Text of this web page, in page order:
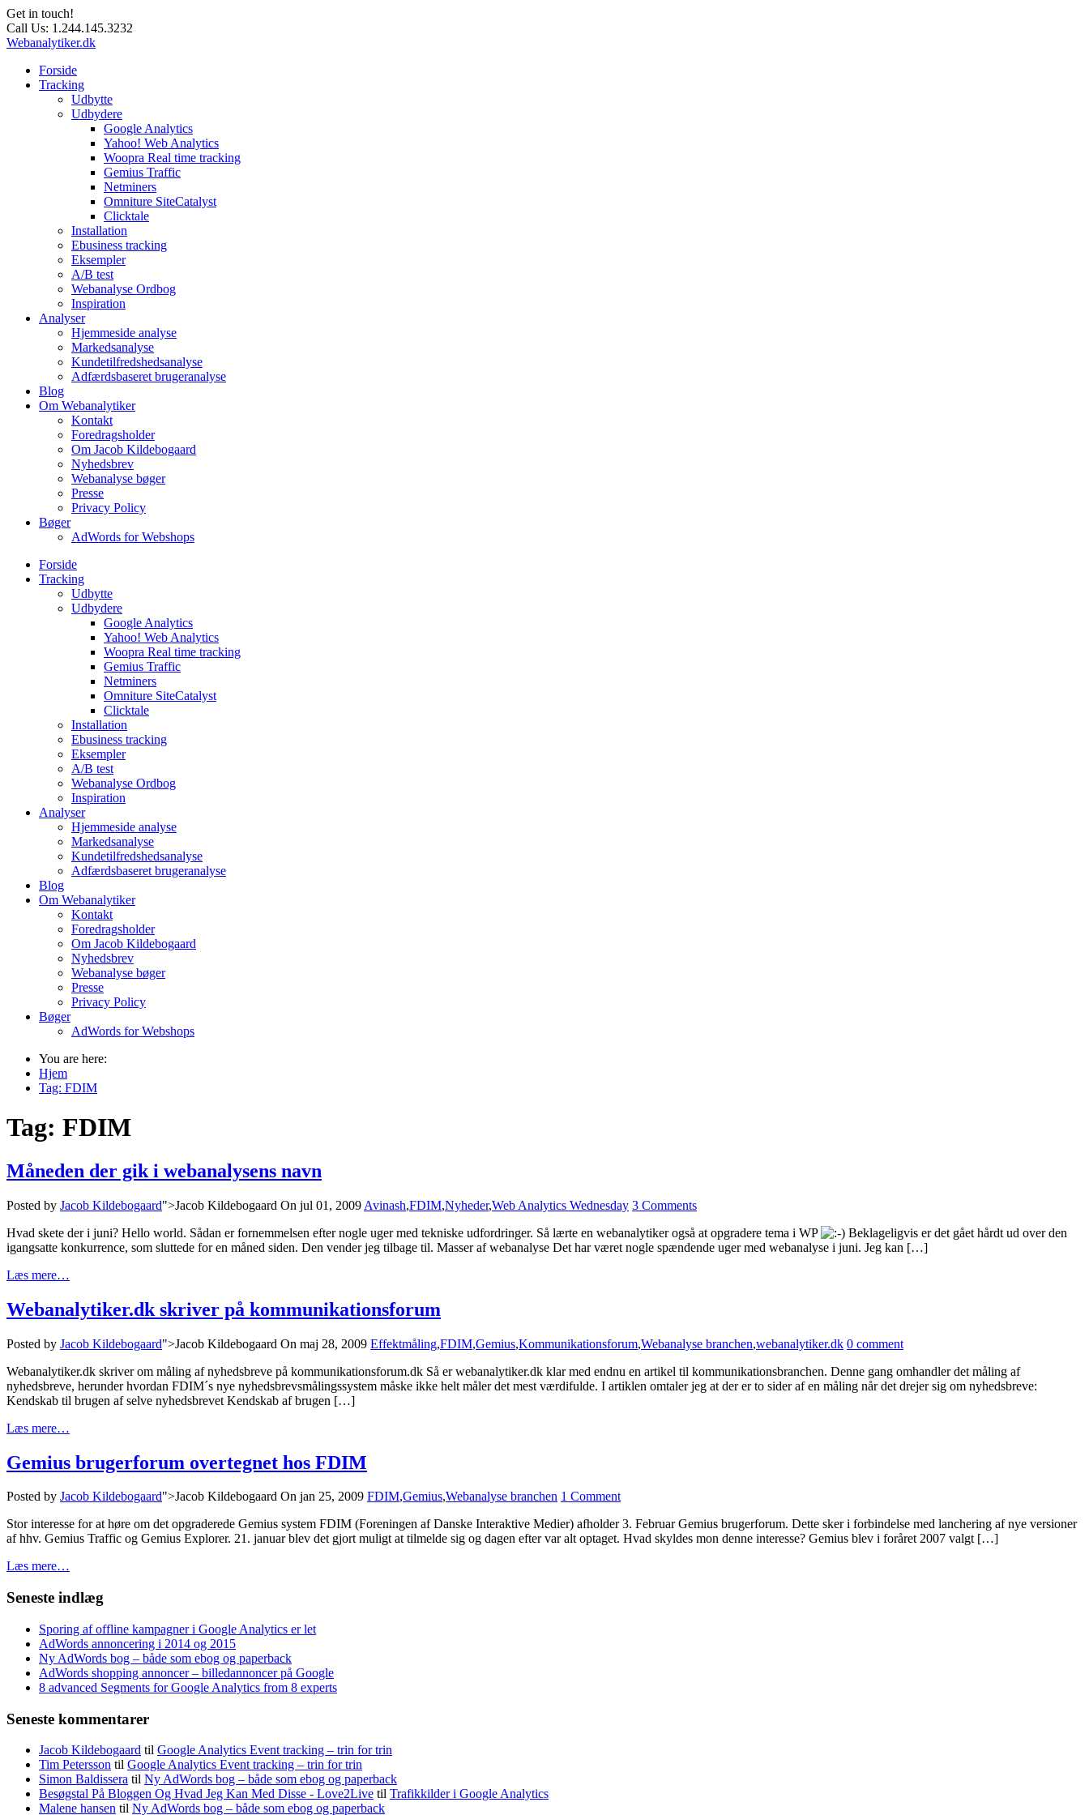
Get in touch!
Call Us: 1.244.145.3232
Webanalytiker.dk
Forside
Tracking
Udbytte
Udbydere
Google Analytics
Yahoo! Web Analytics
Woopra Real time tracking
Gemius Traffic
Netminers
Omniture SiteCatalyst
Clicktale
Installation
Ebusiness tracking
Eksempler
A/B test
Webanalyse Ordbog
Inspiration
Analyser
Hjemmeside analyse
Markedsanalyse
Kundetilfredshedsanalyse
Adfærdsbaseret brugeranalyse
Blog
Om Webanalytiker
Kontakt
Foredragsholder
Om Jacob Kildebogaard
Nyhedsbrev
Webanalyse bøger
Presse
Privacy Policy
Bøger
AdWords for Webshops
Forside
Tracking
Udbytte
Udbydere
Google Analytics
Yahoo! Web Analytics
Woopra Real time tracking
Gemius Traffic
Netminers
Omniture SiteCatalyst
Clicktale
Installation
Ebusiness tracking
Eksempler
A/B test
Webanalyse Ordbog
Inspiration
Analyser
Hjemmeside analyse
Markedsanalyse
Kundetilfredshedsanalyse
Adfærdsbaseret brugeranalyse
Blog
Om Webanalytiker
Kontakt
Foredragsholder
Om Jacob Kildebogaard
Nyhedsbrev
Webanalyse bøger
Presse
Privacy Policy
Bøger
AdWords for Webshops
You are here:
Hjem
Tag: FDIM
Tag: FDIM
Måneden der gik i webanalysens navn
Posted by Jacob Kildebogaard">Jacob Kildebogaard On jul 01, 2009 Avinash,FDIM,Nyheder,Web Analytics Wednesday 3 Comments
Hvad skete der i juni? Hello world. Sådan er fornemmelsen efter nogle uger med tekniske udfordringer. Så lærte en webanalytiker også at opgradere tema i WP
Beklageligvis er det gået hårdt ud over den
igangsatte konkurrence, som sluttede for en måned siden. Den vender jeg tilbage til. Masser af webanalyse Det har været nogle spændende uger med webanalyse i juni. Jeg kan […]
Læs mere…
Webanalytiker.dk skriver på kommunikationsforum
Posted by Jacob Kildebogaard">Jacob Kildebogaard On maj 28, 2009 Effektmåling,FDIM,Gemius,Kommunikationsforum,Webanalyse branchen,webanalytiker.dk 0 comment
Webanalytiker.dk skriver om måling af nyhedsbreve på kommunikationsforum.dk Så er webanalytiker.dk klar med endnu en artikel til kommunikationsbranchen. Denne gang omhandler det måling af
nyhedsbreve, herunder hvordan FDIM´s nye nyhedsbrevsmålingssystem måske ikke helt måler det mest værdifulde. I artiklen omtaler jeg at der er to sider af en måling når det drejer sig om nyhedsbreve:
Kendskab til brugen af selve nyhedsbrevet Kendskab af brugen […]
Læs mere…
Gemius brugerforum overtegnet hos FDIM
Posted by Jacob Kildebogaard">Jacob Kildebogaard On jan 25, 2009 FDIM,Gemius,Webanalyse branchen 1 Comment
Stor interesse for at høre om det opgraderede Gemius system FDIM (Foreningen af Danske Interaktive Medier) afholder 3. Februar Gemius brugerforum. Dette sker i forbindelse med lanchering af nye versioner
af hhv. Gemius Traffic og Gemius Explorer. 21. januar blev det gjort muligt at tilmelde sig og dagen efter var alt optaget. Hvad skyldes mon denne interesse? Gemius blev i foråret 2007 valgt […]
Læs mere…
Seneste indlæg
Sporing af offline kampagner i Google Analytics er let
AdWords annoncering i 2014 og 2015
Ny AdWords bog – både som ebog og paperback
AdWords shopping annoncer – billedannoncer på Google
8 advanced Segments for Google Analytics from 8 experts
Seneste kommentarer
Jacob Kildebogaard til Google Analytics Event tracking – trin for trin
Tim Petersson til Google Analytics Event tracking – trin for trin
Simon Baldissera til Ny AdWords bog – både som ebog og paperback
Besøgstal På Bloggen Og Hvad Jeg Kan Med Disse - Love2Live til Trafikkilder i Google Analytics
Malene hansen til Ny AdWords bog – både som ebog og paperback